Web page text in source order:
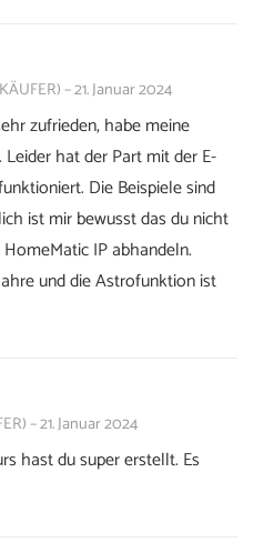
–21. Januar 2024
zufrieden, habe meine
hat der Part mit der E-
Die Beispiele sind
ist mir bewusst das du nicht
IP abhandeln.
und die Astrofunktion ist
–21. Januar 2024
hast du super erstellt. Es